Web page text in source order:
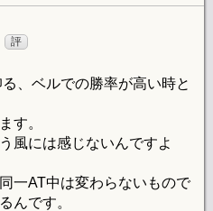
評
、ベルでの勝率が高い時と
す。
風には感じないんですよ
一AT中は変わらないもので
んです。